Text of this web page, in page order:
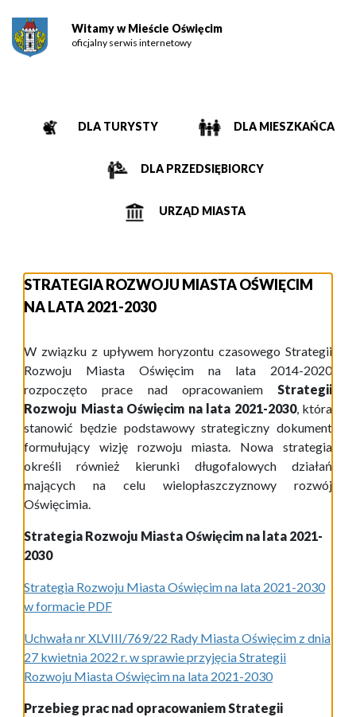
Witamy w Mieście Oświęcim
oficjalny serwis internetowy
DLA TURYSTY DLA MIESZKAŃCA
DLA PRZEDSIĘBIORCY
URZĄD MIASTA
STRATEGIA ROZWOJU MIASTA OŚWIĘCIM
NA LATA 2021-2030
W związku z upływem horyzontu czasowego Strategii
Rozwoju Miasta Oświęcim na lata 2014-2020
rozpoczęto prace nad opracowaniem Strategii
Rozwoju Miasta Oświęcim na lata 2021-2030, która
stanowić będzie podstawowy strategiczny dokument
formułujący wizję rozwoju miasta. Nowa strategia
określi również kierunki długofalowych działań
mających na celu wielopłaszczyznowy rozwój
Oświęcimia.
Strategia Rozwoju Miasta Oświęcim na lata 2021-
2030
Strategia Rozwoju Miasta Oświęcim na lata 2021-2030
w formacie PDF
Uchwała nr XLVIII/769/22 Rady Miasta Oświęcim z dnia
27 kwietnia 2022 r. w sprawie przyjęcia Strategii
Rozwoju Miasta Oświęcim na lata 2021-2030
Przebieg prac nad opracowaniem Strategii